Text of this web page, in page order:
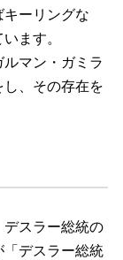
ーリングな
ます。
マン・ガミラ
、その存在を
スラー総統の
「デスラー総統